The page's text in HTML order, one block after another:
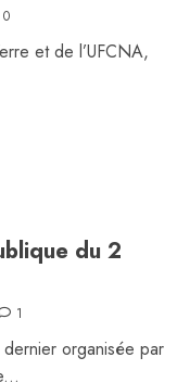
0
et de l’UFCNA,
du 2
1
organisée par